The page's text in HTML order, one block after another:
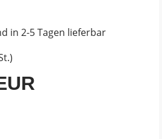
in 2-5 Tagen lieferbar